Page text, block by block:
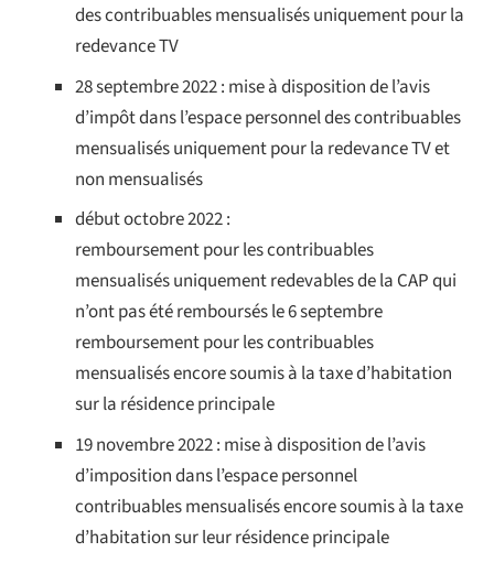
des contribuables mensualisés uniquement pour la
redevance TV
28 septembre 2022 : mise à disposition de l’avis
d’impôt dans l’espace personnel des contribuables
mensualisés uniquement pour la redevance TV et
non mensualisés
début octobre 2022 :
remboursement pour les contribuables
mensualisés uniquement redevables de la CAP qui
n’ont pas été remboursés le 6 septembre
remboursement pour les contribuables
mensualisés encore soumis à la taxe d’habitation
sur la résidence principale
19 novembre 2022 : mise à disposition de l’avis
d’imposition dans l’espace personnel
contribuables mensualisés encore soumis à la taxe
d’habitation sur leur résidence principale